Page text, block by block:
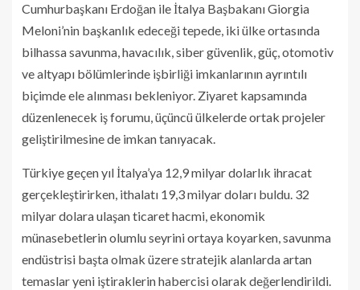
Cumhurbaşkanı Erdoğan ile İtalya Başbakanı Giorgia
Meloni’nin başkanlık edeceği tepede, iki ülke ortasında
bilhassa savunma, havacılık, siber güvenlik, güç, otomotiv
ve altyapı bölümlerinde işbirliği imkanlarının ayrıntılı
biçimde ele alınması bekleniyor. Ziyaret kapsamında
düzenlenecek iş forumu, üçüncü ülkelerde ortak projeler
geliştirilmesine de imkan tanıyacak.
Türkiye geçen yıl İtalya’ya 12,9 milyar dolarlık ihracat
gerçekleştirirken, ithalatı 19,3 milyar doları buldu. 32
milyar dolara ulaşan ticaret hacmi, ekonomik
münasebetlerin olumlu seyrini ortaya koyarken, savunma
endüstrisi başta olmak üzere stratejik alanlarda artan
temaslar yeni iştiraklerin habercisi olarak değerlendirildi.